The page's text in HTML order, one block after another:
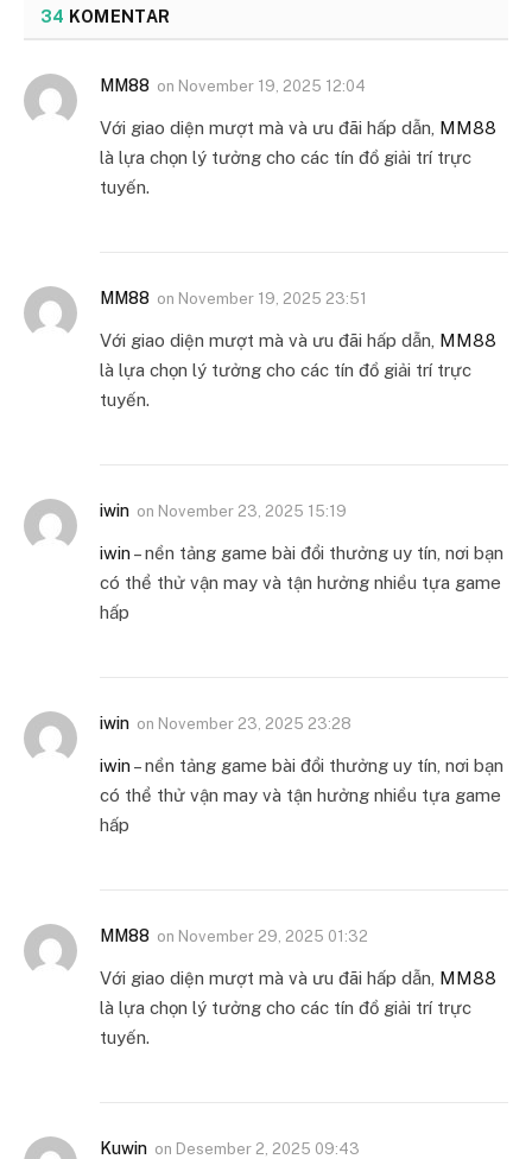
34 KOMENTAR
MM88 on November 19, 2025 12:04
Với giao diện mượt mà và ưu đãi hấp dẫn, MM88
là lựa chọn lý tưởng cho các tín đồ giải trí trực
tuyến.
MM88 on November 19, 2025 23:51
Với giao diện mượt mà và ưu đãi hấp dẫn, MM88
là lựa chọn lý tưởng cho các tín đồ giải trí trực
tuyến.
iwin on November 23, 2025 15:19
iwin – nền tảng game bài đổi thưởng uy tín, nơi bạn
có thể thử vận may và tận hưởng nhiều tựa game
hấp
iwin on November 23, 2025 23:28
iwin – nền tảng game bài đổi thưởng uy tín, nơi bạn
có thể thử vận may và tận hưởng nhiều tựa game
hấp
MM88 on November 29, 2025 01:32
Với giao diện mượt mà và ưu đãi hấp dẫn, MM88
là lựa chọn lý tưởng cho các tín đồ giải trí trực
tuyến.
Kuwin on Desember 2, 2025 09:43